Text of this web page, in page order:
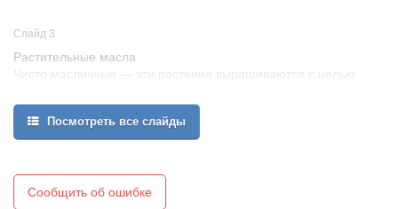
Слайд 3
Растительные масла
Чисто масличные — эти растения выращиваются с целью
вторичными. Это подсолнечник, сафлор, кунжут, тунг.
Прядильно-масличные — это растения, выращиваемые не
только для извлечения масла, но и для получения волокна. Это
Эфирно-масличные растения — в их семенах наряду с
жирными содержатся эфирные масла. Представителем этой
Посмотреть все слайды
Сообщить об ошибке